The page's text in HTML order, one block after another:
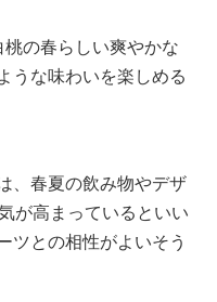
の春らしい爽やかな
うな味わいを楽しめる
、春夏の飲み物やデザ
が高まっているといい
ツとの相性がよいそう